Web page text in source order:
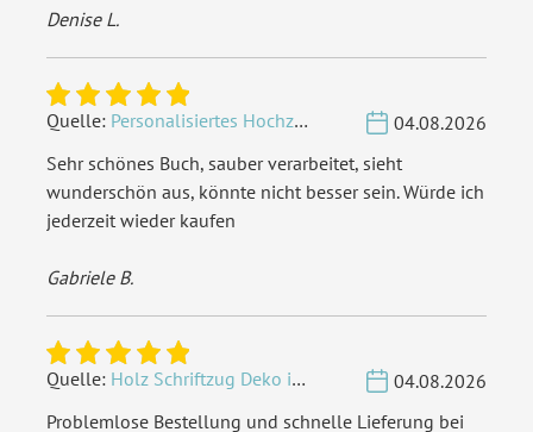
Denise L.
Quelle: Personalisiertes Hochzeit Gästebuch A4 - Herzbaum
04.08.2026
Sehr schönes Buch, sauber verarbeitet, sieht
wunderschön aus, könnte nicht besser sein. Würde ich
jederzeit wieder kaufen
Gabriele B.
Quelle: Holz Schriftzug Deko individuell - Wunschname
04.08.2026
Problemlose Bestellung und schnelle Lieferung bei